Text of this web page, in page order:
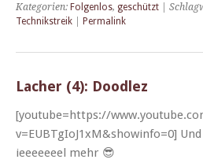
Kategorien: Folgenlos, geschützt |
Technikstreik
Permalink
Lacher (4): Doodlez
[youtube=https://
v=EUBTgIoJ1xM&showinfo=0]
ieeeeeeel mehr 😎